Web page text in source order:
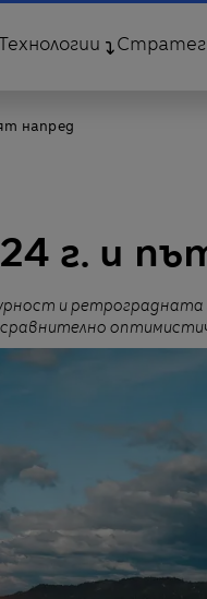
Технологии
напред
г. и
и